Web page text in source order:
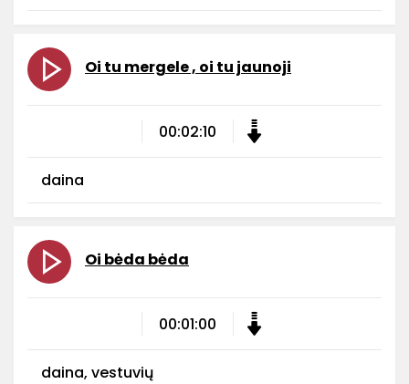
Oi tu mergele , oi tu jaunoji
00:02:10
daina
Oi bėda bėda
00:01:00
daina, vestuvių